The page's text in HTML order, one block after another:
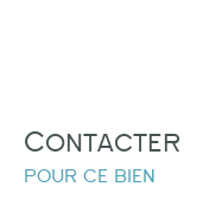
Contacter
pour ce bien